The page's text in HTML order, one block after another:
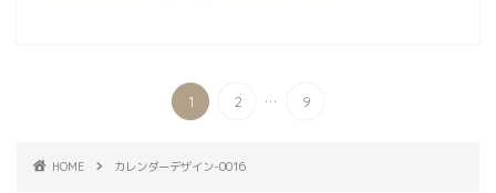
1 2 ... 9
HOME カレンダーデザイン-0016